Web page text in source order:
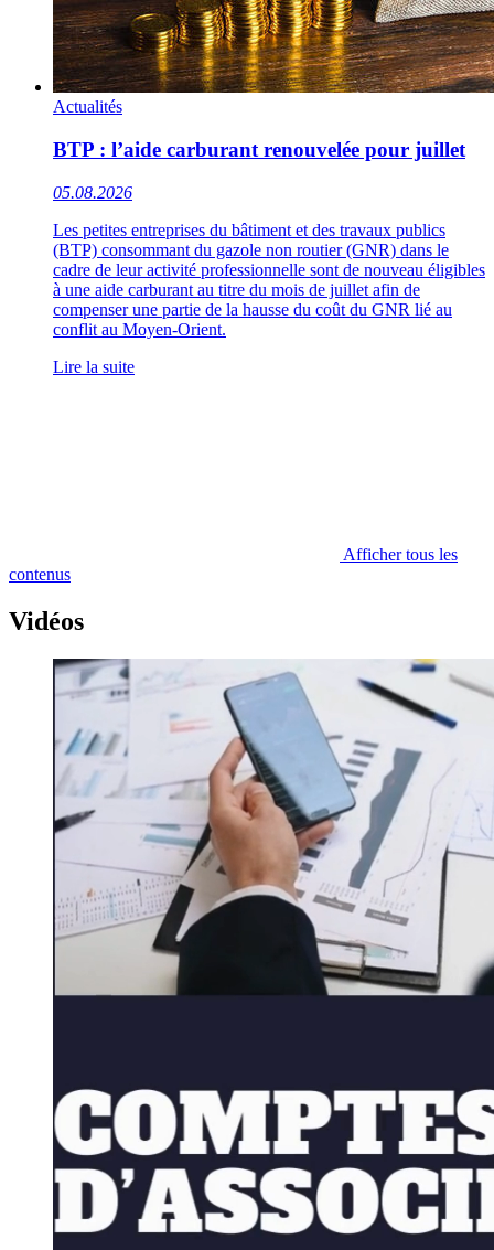
Actualités
BTP : l’aide carburant renouvelée pour juillet
05.08.2026
Les petites entreprises du bâtiment et des travaux publics
(BTP) consommant du gazole non routier (GNR) dans le
cadre de leur activité professionnelle sont de nouveau éligibles
à une aide carburant au titre du mois de juillet afin de
compenser une partie de la hausse du coût du GNR lié au
conflit au Moyen-Orient.
Lire la suite
Afficher tous les
contenus
Vidéos